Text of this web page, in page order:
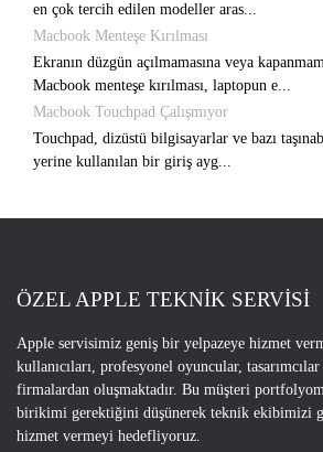
en çok tercih edilen modeller aras...
Macbook Menteşe Kırılması
Ekranın düzgün açılmamasına veya
Macbook menteşe kırılması, laptopun e...
Macbook Touchpad Çalışmıyor
Touchpad, dizüstü bilgisayarlar ve bazı
yerine kullanılan bir giriş ayg...
ÖZEL APPLE TEKNİK SERVİSİ
Apple servisimiz geniş bir yelpazeye hizmet
kullanıcıları, profesyonel oyuncular,
firmalardan oluşmaktadır. Bu müşteri
birikimi gerektiğini düşünerek teknik ekibimizi
hizmet vermeyi hedefliyoruz.